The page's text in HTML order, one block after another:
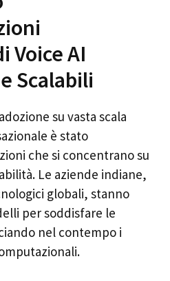
Voice AI
Scalabili
su vasta scala
è stato
che si concentrano su
Le aziende indiane,
globali, stanno
per soddisfare le
nel contempo i